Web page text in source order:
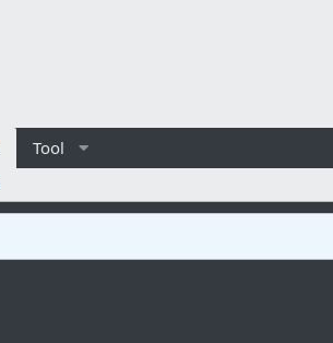
Tool